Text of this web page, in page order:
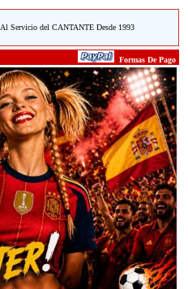
Al Servicio del CANTANTE Desde 1993
Formas De Pago